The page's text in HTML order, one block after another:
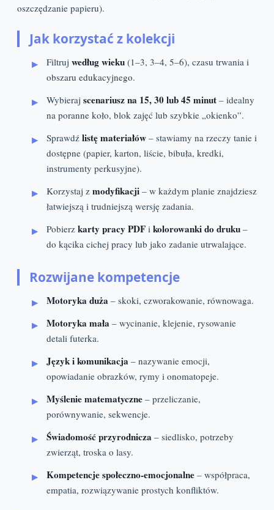
oszczędzanie papieru).
Jak korzystać z kolekcji
Filtruj według wieku (1–3, 3–4, 5–6), czasu trwania i
obszaru edukacyjnego.
Wybieraj scenariusz na 15, 30 lub 45 minut – idealny
na poranne koło, blok zajęć lub szybkie „okienko”.
Sprawdź listę materiałów – stawiamy na rzeczy tanie i
dostępne (papier, karton, liście, bibuła, kredki,
instrumenty perkusyjne).
Korzystaj z modyfikacji – w każdym planie znajdziesz
łatwiejszą i trudniejszą wersję zadania.
Pobierz karty pracy PDF i kolorowanki do druku –
do kącika cichej pracy lub jako zadanie utrwalające.
Rozwijane kompetencje
Motoryka duża – skoki, czworakowanie, równowaga.
Motoryka mała – wycinanie, klejenie, rysowanie
detali futerka.
Język i komunikacja – nazywanie emocji,
opowiadanie obrazków, rymy i onomatopeje.
Myślenie matematyczne – przeliczanie,
porównywanie, sekwencje.
Świadomość przyrodnicza – siedlisko, potrzeby
zwierząt, troska o lasy.
Kompetencje społeczno‑emocjonalne – współpraca,
empatia, rozwiązywanie prostych konfliktów.